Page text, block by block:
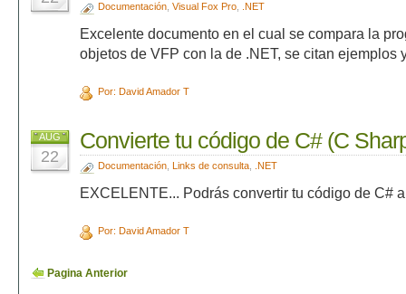
Documentación, Visual Fox Pro, .NET
Excelente documento en el cual se compara la
objetos de VFP con la de .NET, se citan ejemplos
Por: David Amador T
AUG
22
Convierte tu código de C# (C
Documentación, Links de consulta, .NET
EXCELENTE... Podrás convertir tu código de C#
Por: David Amador T
Pagina Anterior